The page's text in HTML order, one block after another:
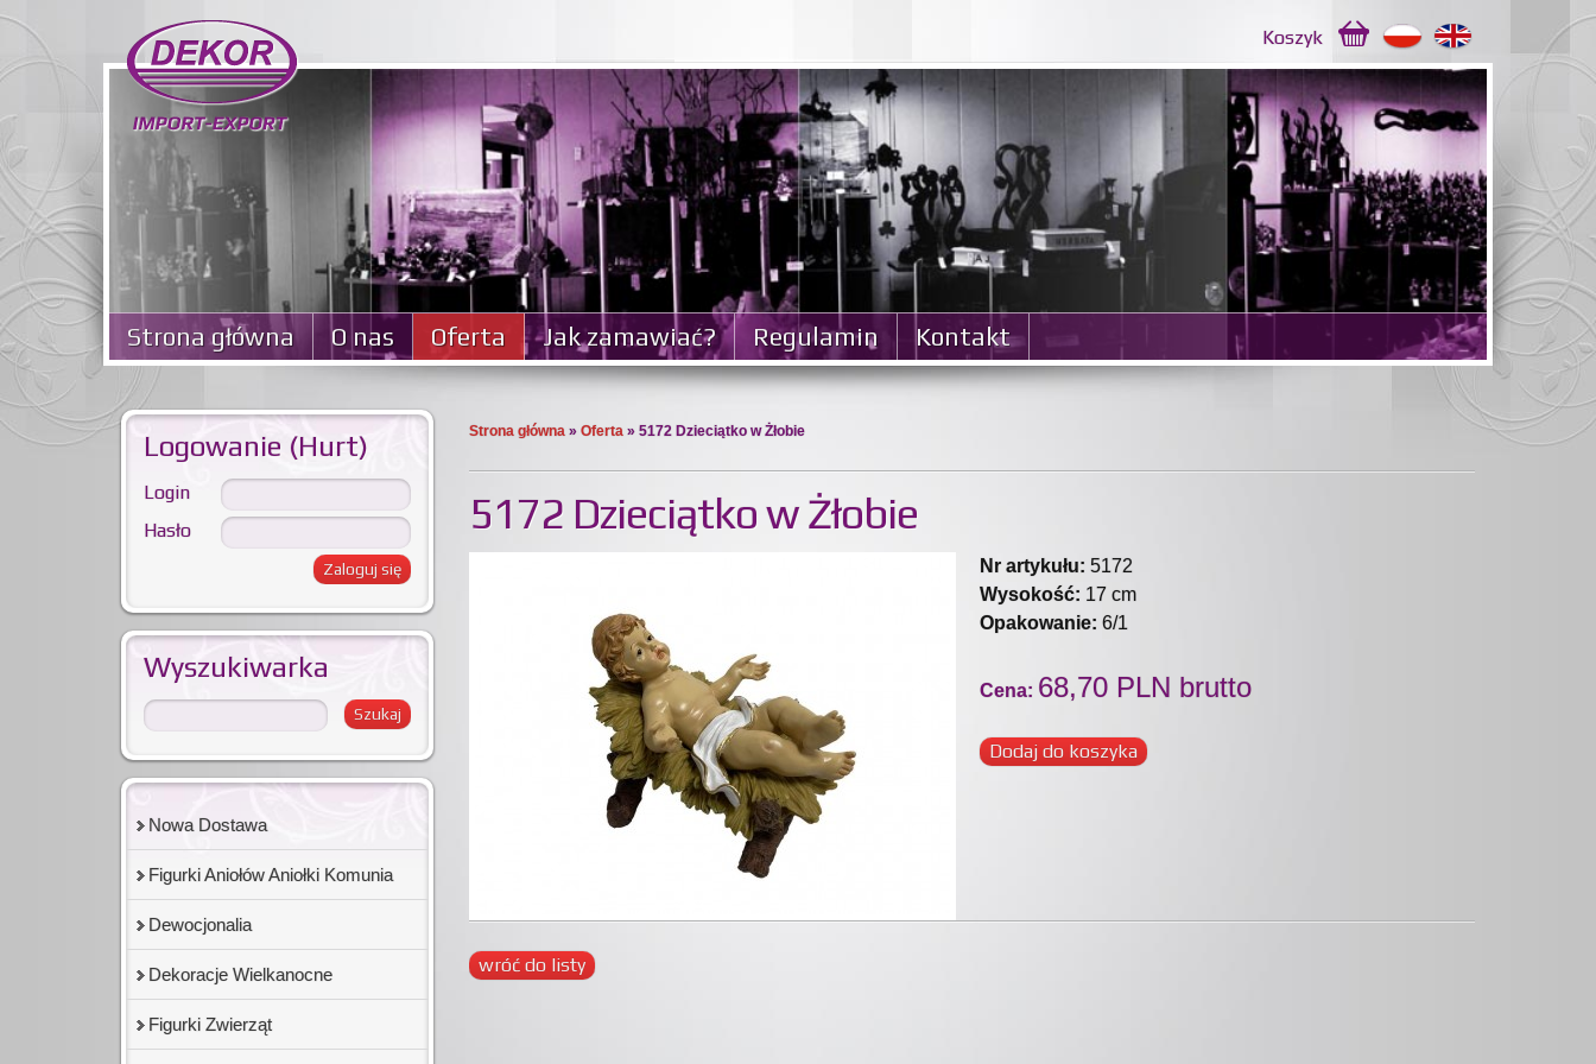
Koszyk
Strona główna O nas Oferta Jak zamawiać? Regulamin Kontakt
Strona główna» Oferta» 5172 Dzieciątko w Żłobie
5172 Dzieciątko w Żłobie
Nr artykułu: 5172
Wysokość: 17 cm
Opakowanie: 6/1
Cena: 68,70 PLN brutto
Dodaj do koszyka
wróć do listy
Logowanie (Hurt)
Login
Hasło
Wyszukiwarka
Nowa Dostawa
Figurki Aniołów Aniołki Komunia
Dewocjonalia
Dekoracje Wielkanocne
Figurki Zwierząt